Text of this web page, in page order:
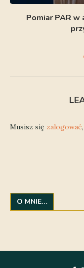
Pomiar PAR w
Musisz się zalogować
O MNIE…